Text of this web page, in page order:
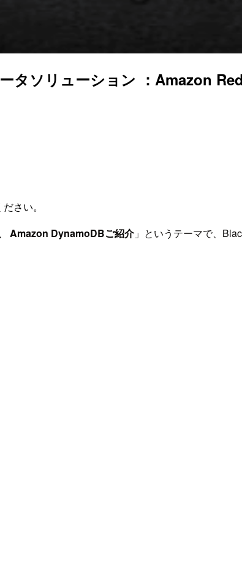
タソリューション ：Amazon
さい。
Amazon DynamoDBご紹介」というテーマで、